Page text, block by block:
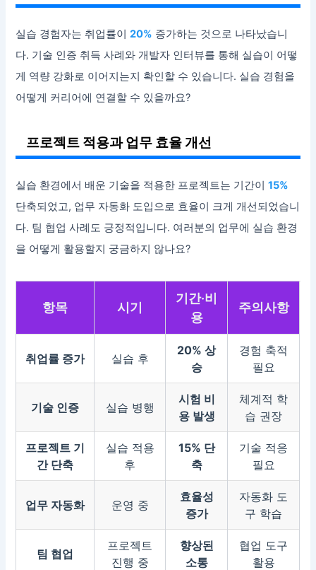
실습 경험자는 취업률이20% 증가하는 것으로 나타났습니
다. 기술 인증 취득 사례와 개발자 인터뷰를 통해 실습이 어떻
게 역량 강화로 이어지는지 확인할 수 있습니다. 실습 경험을
어떻게 커리어에 연결할 수 있을까요?
프로젝트 적용과 업무 효율 개선
실습 환경에서 배운 기술을 적용한 프로젝트는 기간이15%
단축되었고, 업무 자동화 도입으로 효율이 크게 개선되었습니
다. 팀 협업 사례도 긍정적입니다. 여러분의 업무에 실습 환경
을 어떻게 활용할지 궁금하지 않나요?
항목 시기
기간·비
용
주의사항
취업률 증가 실습 후
20% 상
승
경험 축적
필요
기술 인증 실습 병행
시험 비
용 발생
체계적 학
습 권장
프로젝트 기
간 단축
실습 적용
후
15% 단
축
기술 적응
필요
업무 자동화 운영 중
효율성
증가
자동화 도
구 학습
팀 협업
프로젝트
진행 중
향상된
소통
협업 도구
활용